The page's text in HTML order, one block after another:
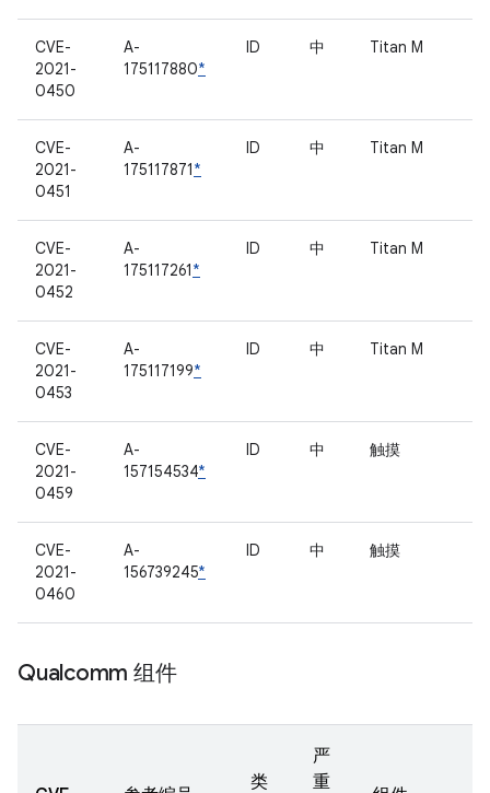
CVE-
2021-
0450
A-
175117880*
ID 中 Titan M
CVE-
2021-
0451
A-
175117871*
ID 中 Titan M
CVE-
2021-
0452
A-
175117261*
ID 中 Titan M
CVE-
2021-
0453
A-
175117199*
ID 中 Titan M
CVE-
2021-
0459
A-
157154534*
ID 中 触摸
CVE-
2021-
0460
A-
156739245*
ID 中 触摸
Qualcomm 组件
类
严
重